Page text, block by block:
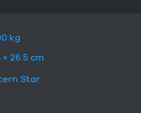
kg
× 26.5 cm
Star